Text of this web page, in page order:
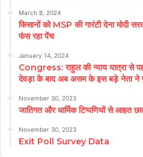
March 8, 2024
किसानों को MSP की गारंटी देना मोदी
फंस रहा पेंच
January 14, 2024
Congress: राहुल की न्याय यात्रा से
देवड़ा के बाद अब असम के इस बड़े नेता ने
November 30, 2023
जातिगत और धार्मिक टिप्पणियों से आहत
November 30, 2023
Exit Poll Survey Data